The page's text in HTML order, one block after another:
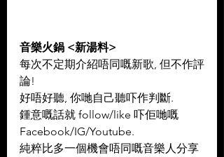
音樂火鍋 <新湯料>
每次不定期介紹唔同嘅新歌, 但不作評
論!
好唔好聽, 你哋自己聽吓作判斷.
鍾意嘅話就 follow/like 吓佢哋嘅
Facebook/IG/Youtube.
純粹比多一個機會唔同嘅音樂人分享